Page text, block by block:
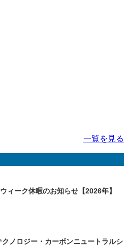
一覧を見る
ィーク休暇のお知らせ【2026年】
クノロジー・カーボンニュートラルシ